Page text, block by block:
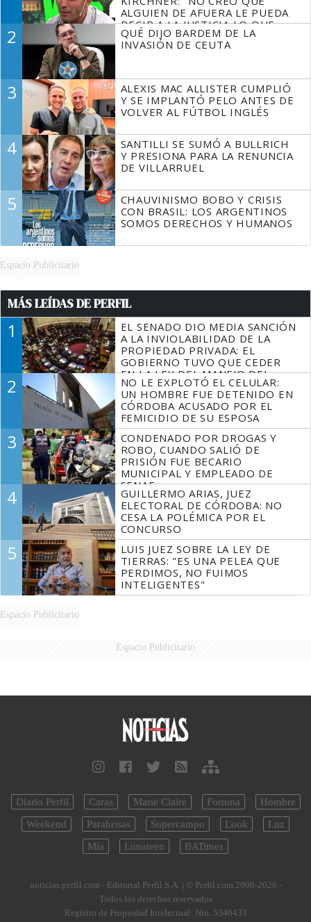
ALGUIEN DE AFUERA LE PUEDA
DECIR A LA JUSTICIA LO QUE
TIENE QUE HACER"
2
QUÉ DIJO BARDEM DE LA
INVASIÓN DE CEUTA
3
ALEXIS MAC ALLISTER CUMPLIÓ
Y SE IMPLANTÓ PELO ANTES DE
VOLVER AL FÚTBOL INGLÉS
4
SANTILLI SE SUMÓ A BULLRICH
Y PRESIONA PARA LA RENUNCIA
DE VILLARRUEL
5
CHAUVINISMO BOBO Y CRISIS
CON BRASIL: LOS ARGENTINOS
SOMOS DERECHOS Y HUMANOS
Espacio Publicitario
MÁS LEÍDAS DE PERFIL
1
EL SENADO DIO MEDIA SANCIÓN
A LA INVIOLABILIDAD DE LA
PROPIEDAD PRIVADA: EL
GOBIERNO TUVO QUE CEDER
EN LA LEY DEL MANEJO DEL
FUEGO
2
NO LE EXPLOTÓ EL CELULAR:
UN HOMBRE FUE DETENIDO EN
CÓRDOBA ACUSADO POR EL
FEMICIDIO DE SU ESPOSA
3
CONDENADO POR DROGAS Y
ROBO, CUANDO SALIÓ DE
PRISIÓN FUE BECARIO
MUNICIPAL Y EMPLEADO DE
SENAF
4
GUILLERMO ARIAS, JUEZ
ELECTORAL DE CÓRDOBA: NO
CESA LA POLÉMICA POR EL
CONCURSO
5
LUIS JUEZ SOBRE LA LEY DE
TIERRAS: "ES UNA PELEA QUE
PERDIMOS, NO FUIMOS
INTELIGENTES"
Espacio Publicitario
Espacio Publicitario
Diario Perfil Caras Marie Claire Fortuna
Hombre
Weekend
Parabrisas Supercampo Look
Luz
Mía
Lunateen BATimes
noticias.perfil.com - Editorial Perfil S.A. | © Perfil.com 2006-2026 -
Todos los derechos reservados
Registro de Propiedad Intelectual: Nro. 5346433